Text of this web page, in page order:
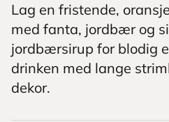
Lag en fristende,
med fanta, jordbær og
jordbærsirup for blodig
drinken med lange
dekor.